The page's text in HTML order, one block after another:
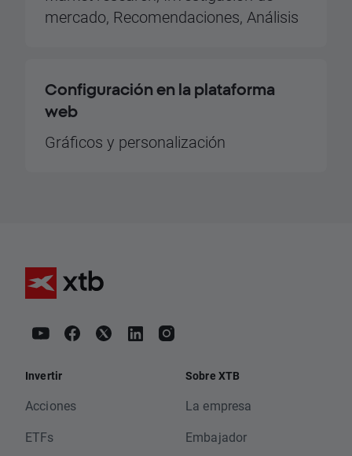
mercado, Recomendaciones, Análisis
Configuración en la plataforma
web
Gráficos y personalización
Invertir
Acciones
ETFs
Sobre XTB
La empresa
Embajador